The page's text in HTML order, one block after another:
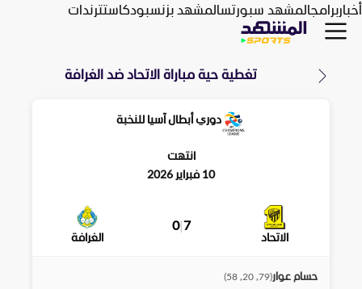
أخباربرامجالمشهد سبورتسالمشهد بزنسبودكاستترندات
تغطية حية مباراة الاتحاد ضد الغرافة
دوري أبطال آسيا للنخبة
انتهت
10 فبراير 2026
الاتحاد
7
|
0
الغرافة
حسام عوار(
79, 20, 58
)